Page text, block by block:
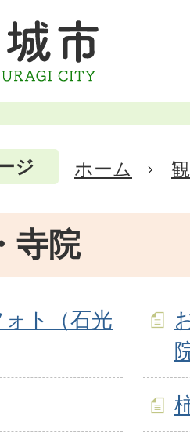
ジ ホーム
寺院
ト（石光